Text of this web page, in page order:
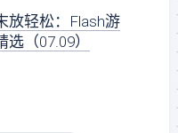
放轻松：Flash游
选（07.09）